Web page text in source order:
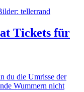
Tickets für
du die Umrisse der
Wummern nicht